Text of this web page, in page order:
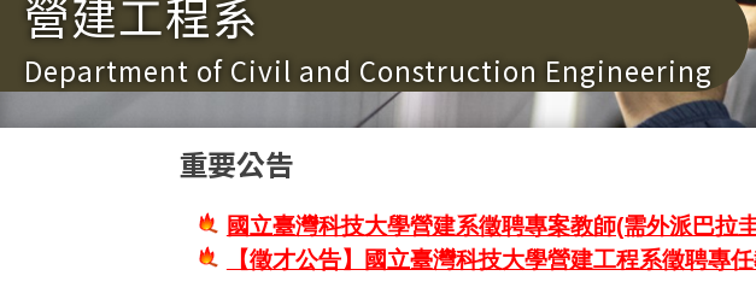
營建工程系
Department of Civil and Construction Engineering
重要公告
國立臺灣科技大學營建系徵聘專案教師(需外派巴拉
【徵才公告】國立臺灣科技大學營建工程系徵聘專